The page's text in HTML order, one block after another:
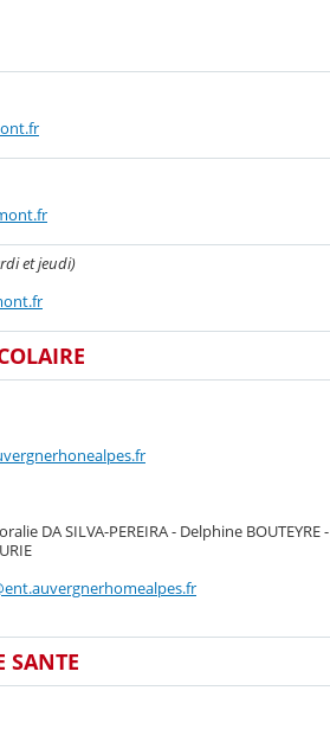
et jeudi)
DA SILVA-PEREIRA - Delphine BOUTEYRE
SANTE